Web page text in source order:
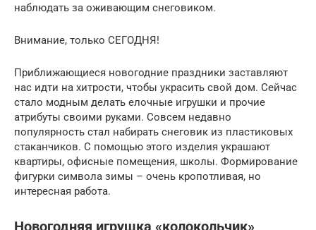
наблюдать за оживающим снеговиком.
Внимание, только СЕГОДНЯ!
Приближающиеся новогодние праздники заставляют
нас идти на хитрости, чтобы украсить свой дом. Сейчас
стало модным делать елочные игрушки и прочие
атрибуты своими руками. Совсем недавно
популярность стал набирать снеговик из пластиковых
стаканчиков. С помощью этого изделия украшают
квартиры, офисные помещения, школы. Формирование
фигурки символа зимы – очень кропотливая, но
интересная работа.